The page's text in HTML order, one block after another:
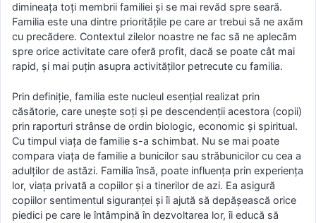
dimineața toți membrii familiei și se mai revăd spre seară.
Familia este una dintre prioritățile pe care ar trebui să ne axăm
cu precădere. Contextul zilelor noastre ne fac să ne aplecăm
spre orice activitate care oferă profit, dacă se poate cât mai
rapid, și mai puțin asupra activităților petrecute cu familia.
Prin definiție, familia este nucleul esențial realizat prin
căsătorie, care unește soți și pe descendenții acestora (copii)
prin raporturi strânse de ordin biologic, economic și spiritual.
Cu timpul viața de familie s-a schimbat. Nu se mai poate
compara viața de familie a bunicilor sau străbunicilor cu cea a
adulților de astăzi. Familia însă, poate influența prin experiența
lor, viața privată a copiilor și a tinerilor de azi. Ea asigură
copiilor sentimentul siguranței și îi ajută să depășească orice
piedici pe care le întâmpină în dezvoltarea lor, îi educă să